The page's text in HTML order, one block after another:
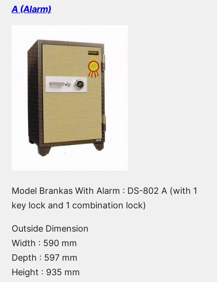
A (Alarm)
Model Brankas With Alarm : DS-802 A (with 1
key lock and 1 combination lock)
Outside Dimension
Width : 590 mm
Depth : 597 mm
Height : 935 mm